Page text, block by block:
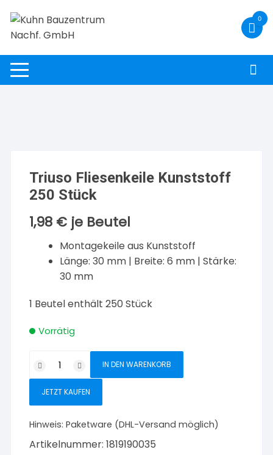
Inhalt
springen
0
Triuso Fliesenkeile Kunststoff
250 Stück
1,98 € je Beutel
Montagekeile aus Kunststoff
Länge: 30 mm | Breite: 6 mm | Stärke:
30 mm
1 Beutel enthält 250 Stück
Vorrätig
Fliesenkeile
Kunststoff
Menge
IN DEN WARENKORB
JETZT KAUFEN
Hinweis:Paketware (DHL-Versand möglich)
Artikelnummer:1819190035